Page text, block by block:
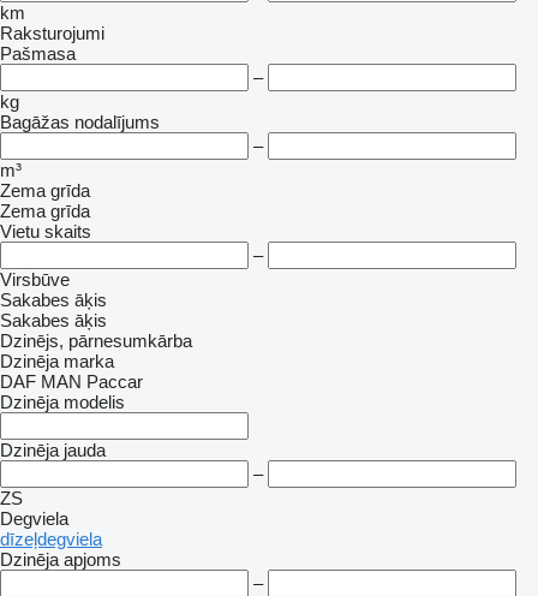
km
Raksturojumi
Pašmasa
–
kg
Bagāžas nodalījums
–
m³
Zema grīda
Zema grīda
Vietu skaits
–
Virsbūve
Sakabes āķis
Sakabes āķis
Dzinējs, pārnesumkārba
Dzinēja marka
DAF MAN Paccar
Dzinēja modelis
Dzinēja jauda
–
ZS
Degviela
dīzeļdegviela
Dzinēja apjoms
–